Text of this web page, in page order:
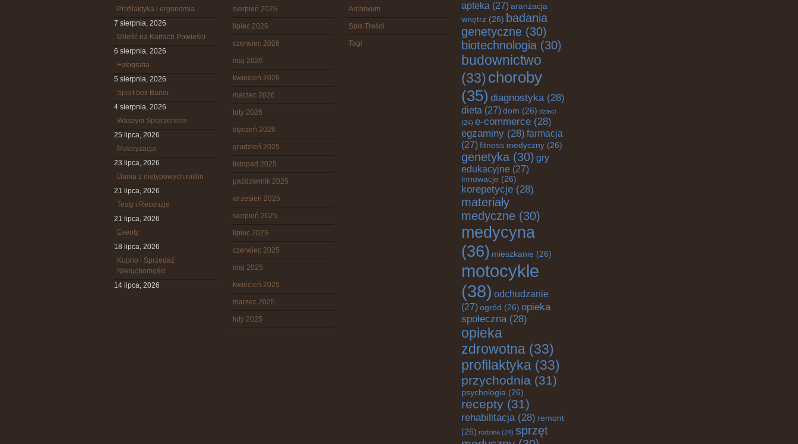
Profilaktyka i ergonomia
7 sierpnia, 2026
Miłość na Kartach Powieści
6 sierpnia, 2026
Fotografia
5 sierpnia, 2026
Sport bez Barier
4 sierpnia, 2026
Waszym Spojrzeniem
25 lipca, 2026
Motoryzacja
23 lipca, 2026
Dania z nietypowych roślin
21 lipca, 2026
Testy i Recenzje
21 lipca, 2026
Eventy
18 lipca, 2026
Kupno i Sprzedaż
Nieruchomości
14 lipca, 2026
sierpień 2026
lipiec 2026
czerwiec 2026
maj 2026
kwiecień 2026
marzec 2026
luty 2026
styczeń 2026
grudzień 2025
listopad 2025
październik 2025
wrzesień 2025
sierpień 2025
lipiec 2025
czerwiec 2025
maj 2025
kwiecień 2025
marzec 2025
luty 2025
Archiwum
Spis Treści
Tagi
apteka (27) aranżacja
wnętrz (26) badania
genetyczne (30)
biotechnologia (30)
budownictwo
(33)choroby
(35) diagnostyka(28)
dieta (27) dom (26) dzieci
(24) e-commerce (28)
egzaminy (28) farmacja
(27) fitness medyczny (26)
genetyka (30) gry
edukacyjne (27)
innowacje (26)
korepetycje (28)
materiały
medyczne (30)
medycyna
(36) mieszkanie (26)
motocykle
(38) odchudzanie
(27) ogród (26) opieka
społeczna(28)
opieka
zdrowotna (33)
profilaktyka (33)
przychodnia (31)
psychologia (26)
recepty (31)
rehabilitacja(28) remont
(26) rodzina (24) sprzęt